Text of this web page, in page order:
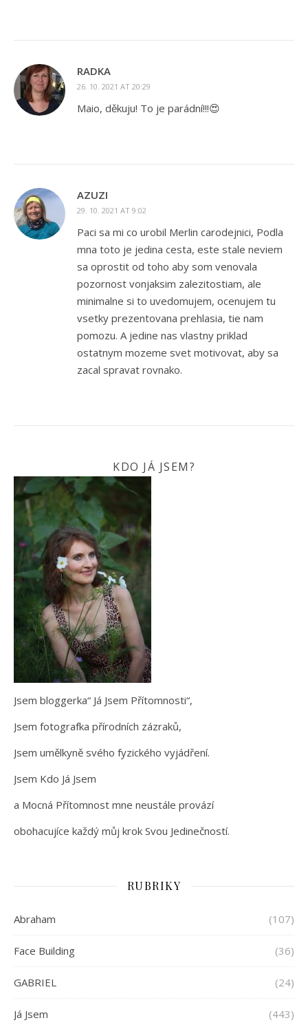
RADKA
26. 10. 2021 AT 20:29
Maio, děkuju! To je parádní!!!😍
AZUZI
29. 10. 2021 AT 9:02
Paci sa mi co urobil Merlin carodejnici, Podla
mna toto je jedina cesta, este stale neviem
sa oprostit od toho aby som venovala
pozornost vonjaksim zalezitostiam, ale
minimalne si to uvedomujem, ocenujem tu
vsetky prezentovana prehlasia, tie nam
pomozu. A jedine nas vlastny priklad
ostatnym mozeme svet motivovat, aby sa
zacal spravat rovnako.
KDO JÁ JSEM?
Jsem bloggerka“ Já Jsem Přítomnosti“,
Jsem fotografka přírodních zázraků,
Jsem umělkyně svého fyzického vyjádření.
Jsem Kdo Já Jsem
a Mocná Přítomnost mne neustále provází
obohacujíce každý můj krok Svou Jedinečností.
RUBRIKY
Abraham (107)
Face Building (36)
GABRIEL (24)
Já Jsem (443)